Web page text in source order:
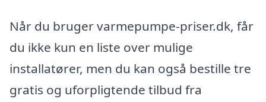
Når du bruger varmepumpe-priser.dk, får
du ikke kun en liste over mulige
installatører, men du kan også bestille tre
gratis og uforpligtende tilbud fra